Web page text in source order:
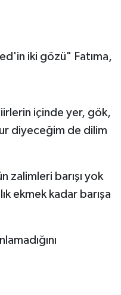
iki gözü" Fatıma,
içinde yer, gök,
diyeceğim de dilim
zalimleri barışı yok
ekmek kadar barışa